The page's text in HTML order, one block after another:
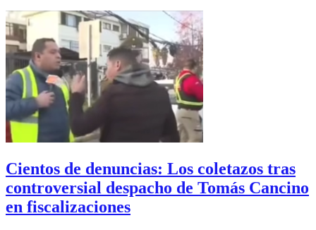
Cientos de denuncias: Los coletazos tras
controversial despacho de Tomás Cancino
en fiscalizaciones